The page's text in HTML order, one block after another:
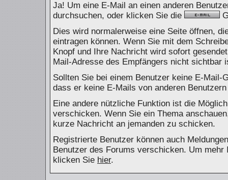
Ja! Um eine E-Mail an einen anderen
durchsuchen, oder klicken Sie die
Dies wird normalerweise eine Seite öffnen,
eintragen können. Wenn Sie mit dem
Knopf und Ihre Nachricht wird sofort
Mail-Adresse des Empfängers nicht sichtbar
Sollten Sie bei einem Benutzer keine E-
dass er keine E-Mails von anderen
Eine andere nützliche Funktion ist die
verschicken. Wenn Sie ein Thema
kurze Nachricht an jemanden zu schicken.
Registrierte Benutzer können auch
Benutzer des Forums verschicken. Um
klicken Sie hier.